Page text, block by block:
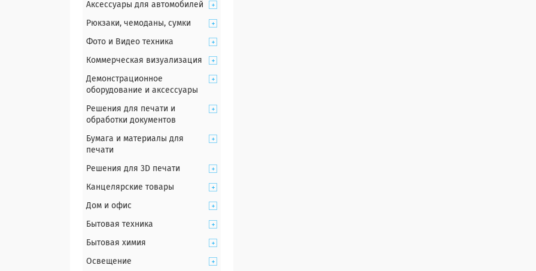
Аксессуары для автомобилей
Рюкзаки, чемоданы, сумки
Фото и Видео техника
Коммерческая визуализация
Демонстрационное
оборудование и аксессуары
Решения для печати и
обработки документов
Бумага и материалы для
печати
Решения для 3D печати
Канцелярские товары
Дом и офис
Бытовая техника
Бытовая химия
Освещение